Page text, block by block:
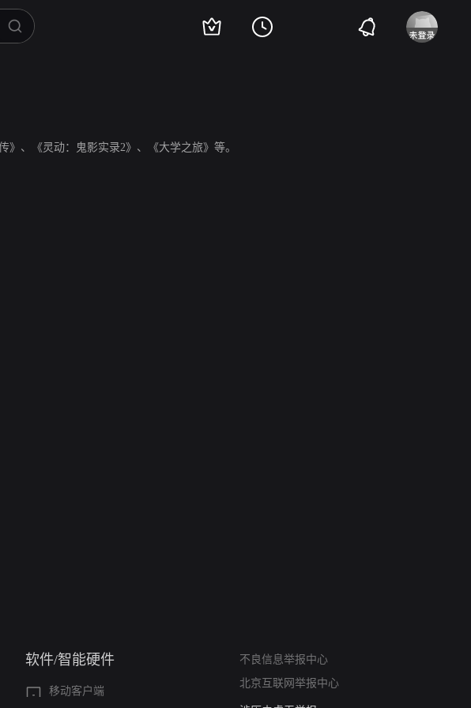
、《灵动：鬼影实录2》、《大学之旅》等。
软件/智能硬件
移动客户端
不良信息举报中心
北京互联网举报中心
亚运会举报专区